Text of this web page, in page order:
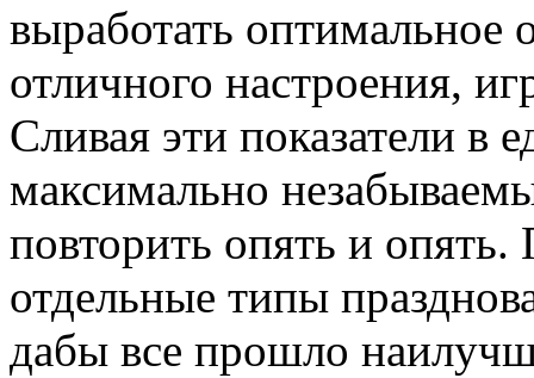
выработать оптимальное
отличного настроения,
Сливая эти показатели в
максимально
повторить опять и
отдельные типы
дабы все прошло